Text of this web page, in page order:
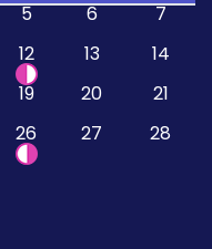
5 6
7
12 13
14
19 20
21
26 27
28